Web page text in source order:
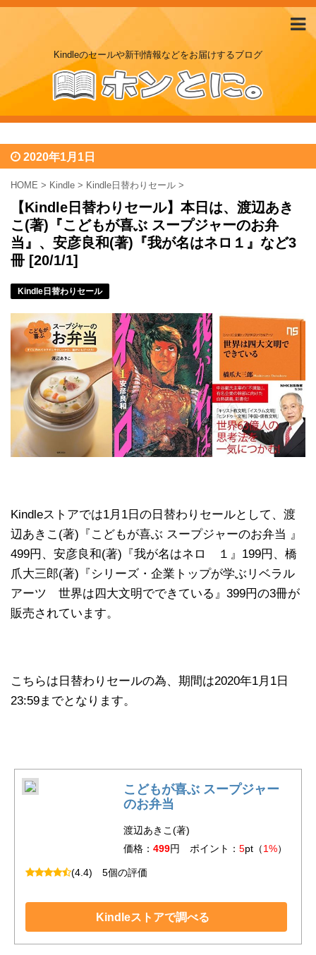
Kindleのセールや新刊情報などをお届けするブログ
2020年1月1日
HOME > Kindle > Kindle日替わりセール >
【Kindle日替わりセール】本日は、渡辺あき
こ(著)『こどもが喜ぶ スープジャーのお弁
当』、安彦良和(著)『我が名はネロ１』など3
冊 [20/1/1]
Kindle日替わりセール
Kindleストアでは1月1日の日替わりセールとして、渡
辺あきこ(著)『こどもが喜ぶ スープジャーのお弁当 』
499円、安彦良和(著)『我が名はネロ １』199円、橋
爪大三郎(著)『シリーズ・企業トップが学ぶリベラル
アーツ 世界は四大文明でできている』399円の3冊が
販売されています。
こちらは日替わりセールの為、期間は2020年1月1日
23:59までとなります。
こどもが喜ぶ スープジャー
のお弁当
渡辺あきこ(著)
価格： 499円 ポイント： 5pt（1%）
(4.4) 5個の評価
Kindleストアで調べる